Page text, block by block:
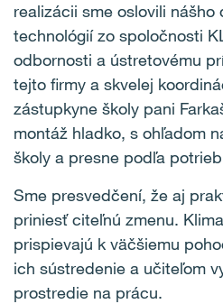
realizácii sme oslovili
technológií zo spoločnosti
odbornosti a ústretovému
tejto firmy a skvelej
zástupkyne školy pani
montáž hladko, s ohľadom
školy a presne podľa
Sme presvedčení, že aj
priniesť citeľnú zmenu.
prispievajú k väčšiemu
ich sústredenie a učiteľom
prostredie na prácu.